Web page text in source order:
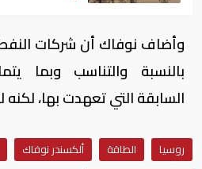
وأضاف نوفاك أن شركات النفط
بالنسبة والتناسب وبما
السابقة التي تعهدت بها،
روسيا الطاقة ألكسندر نوفاك